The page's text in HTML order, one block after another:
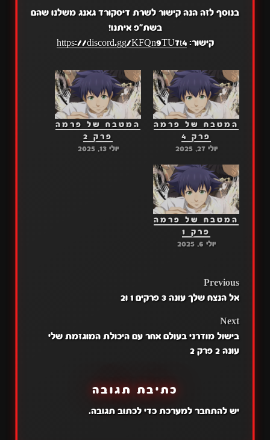
בנוסף לזה הנה קישור לשרת דיסקורד גאנג משלנו שהם
בשת"פ איתנו!
קישור:https://discord.gg/KFQn9TU7t4
המטבח של פרמה
פרק 4
יולי 27, 2025
המטבח של פרמה
פרק 2
יולי 13, 2025
המטבח של פרמה
פרק 1
יולי 6, 2025
POST
Previous
אל הנצח שלך עונה 3 פרקים 1 ו2
Next
בישול מודרני בעולם אחר עם היכולת המוגזמת שלי
עונה 2 פרק 2
כתיבת תגובה
יש להתחבר למערכתכדי לכתוב תגובה.